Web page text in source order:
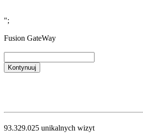
";
Fusion GateWay
Kontynuuj
93.329.025 unikalnych wizyt